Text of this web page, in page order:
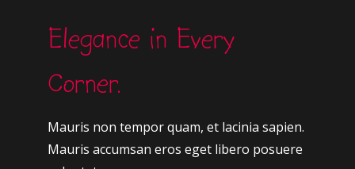
Elegance in Every
Corner.
Mauris non tempor quam, et lacinia sapien.
Mauris accumsan eros eget libero posuere